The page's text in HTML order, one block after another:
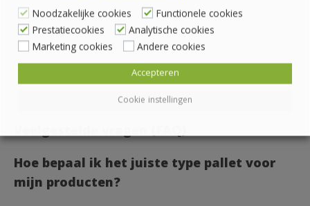
Veelgestelde vragen (FAQ)
Hoe bepaal ik het juiste type pallet voor
mijn producten?
Noodzakelijke cookies
Functionele cookies
Prestatiecookies
Analytische cookies
Marketing cookies
Andere cookies
Cookie instellingen
Accepteren